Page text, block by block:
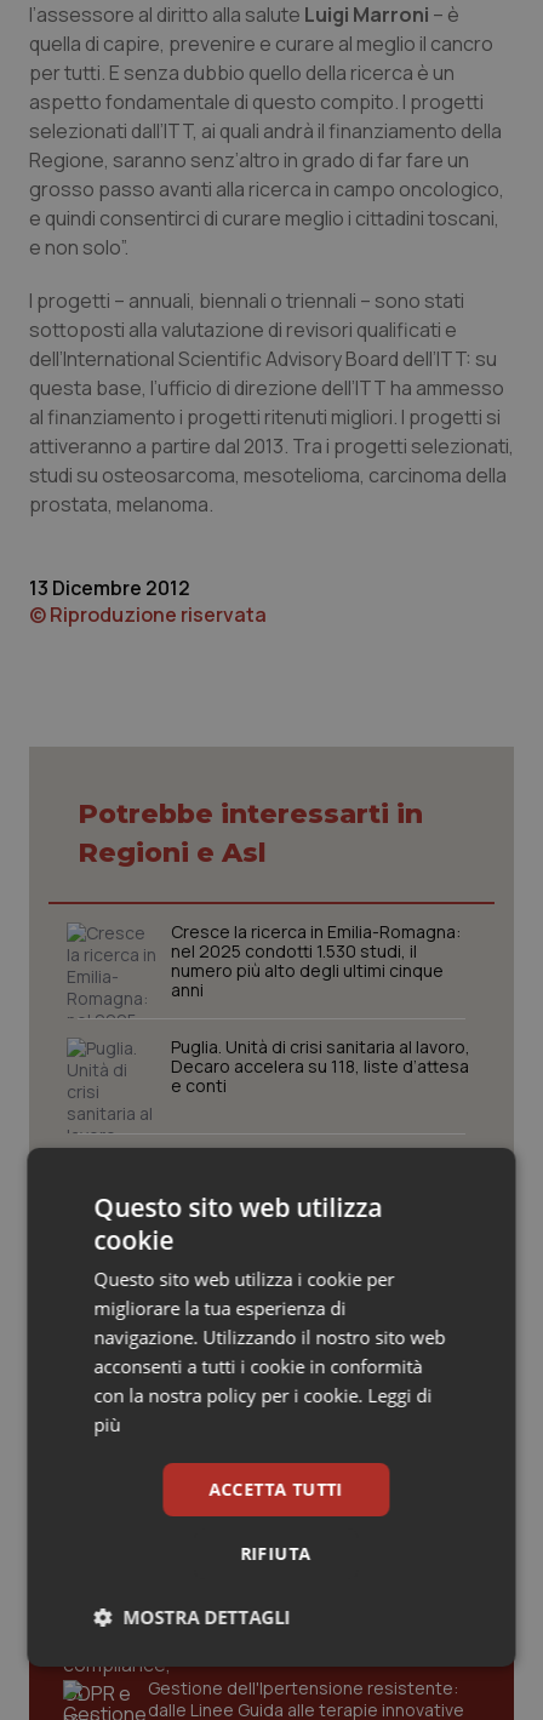
Basilicata
Calabria
Campania
Emilia-Romagna
Friuli Venezia Giulia
Lazio
Liguria
Lombardia
Molise
Provincia Autonoma di Bolzano
Provincia Autonoma di Trento
Puglia
Sardegna
Sicilia
Toscana
Umbria
Veneto
Artrite & artrosi
Asma & BPCO
Car-T
Colesterolo & coronaropatie
Dermatite Atopica
Diabete & glucometri
Disturbi dell’umore
Dolore
Epatiti
Infezioni & Febbre
Ipertensione & Scompenso
Malattie rare
Malattia di Crohn & Rettocolite Ulcerosa
Neuroscienze & patologie neurodegenerative
Obesità
Oftalmologia
Oncoematologia
Oncologia & Nutrizione
Psoriasi & pelle
Quotidiano Cardiologia
Quotidiano Chirurgia
Quotidiano Oncologia
Quotidiano Pediatria
Rene & patologie urogenitali
QS Club Newsletter
l’assessore al diritto alla salute Luigi Marroni – è
quella di capire, prevenire e curare al meglio il cancro
per tutti. E senza dubbio quello della ricerca è un
aspetto fondamentale di questo compito. I progetti
selezionati dall’ITT, ai quali andrà il finanziamento della
Regione, saranno senz’altro in grado di far fare un
grosso passo avanti alla ricerca in campo oncologico,
e quindi consentirci di curare meglio i cittadini toscani,
e non solo”.
I progetti – annuali, biennali o triennali – sono stati
sottoposti alla valutazione di revisori qualificati e
dell’International Scientific Advisory Board dell’ITT: su
questa base, l’ufficio di direzione dell’ITT ha ammesso
al finanziamento i progetti ritenuti migliori. I progetti si
attiveranno a partire dal 2013. Tra i progetti selezionati,
studi su osteosarcoma, mesotelioma, carcinoma della
prostata, melanoma.
13 Dicembre 2012
© Riproduzione riservata
Potrebbe interessarti in
Regioni e Asl
Cresce la ricerca in Emilia-Romagna:
nel 2025 condotti 1.530 studi, il
numero più alto degli ultimi cinque
anni
Puglia. Unità di crisi sanitaria al lavoro,
Decaro accelera su 118, liste d’attesa
e conti
di un equivalente meno costoso
Influenza. Dal 1° ottobre al via la
campagna vaccinale 2026/2027 in
Lombardia
Ultime analisi e review da QS Pro
Gestione dell'Ipertensione resistente:
dalle Linee Guida alle terapie innovative
Questo sito web utilizza
cookie
Questo sito web utilizza i cookie per
migliorare la tua esperienza di
navigazione. Utilizzando il nostro sito web
acconsenti a tutti i cookie in conformità
con la nostra policy per i cookie. Leggi di
più
ACCETTA TUTTI
RIFIUTA
MOSTRA DETTAGLI
Necessari Statistici Marketing